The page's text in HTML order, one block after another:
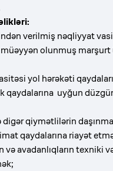
verilmiş nəqliyyat
olunmuş marşurt
yol hərəkəti
qaydalarına uyğun
digər qiymətlilərin
qaydalarına riayət
avadanlıqların texniki